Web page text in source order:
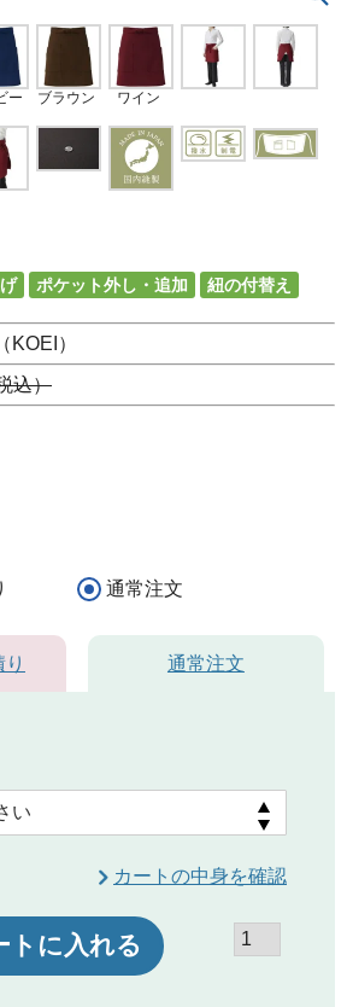
ー ブラウン ワイン
ポケット外し・追加 紐の付替え
）
込）
通常注文
通常注文
カートの中身を確認
トに入れる